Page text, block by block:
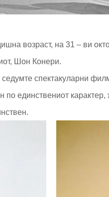
возраст, на 31 – ви
Шон Конери.
спектакуларни
по единствениот